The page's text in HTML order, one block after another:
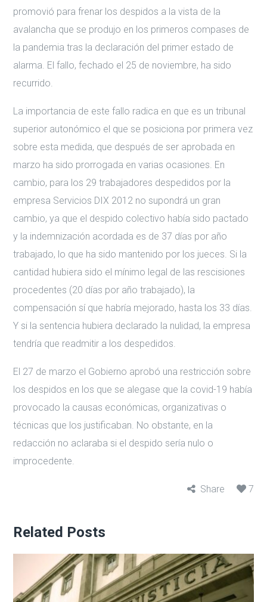
promovió para frenar los despidos a la vista de la
avalancha que se produjo en los primeros compases de
la pandemia tras la declaración del primer estado de
alarma. El fallo, fechado el 25 de noviembre, ha sido
recurrido.
La importancia de este fallo radica en que es un tribunal
superior autonómico el que se posiciona por primera vez
sobre esta medida, que después de ser aprobada en
marzo ha sido prorrogada en varias ocasiones. En
cambio, para los 29 trabajadores despedidos por la
empresa Servicios DIX 2012 no supondrá un gran
cambio, ya que el despido colectivo había sido pactado
y la indemnización acordada es de 37 días por año
trabajado, lo que ha sido mantenido por los jueces. Si la
cantidad hubiera sido el mínimo legal de las rescisiones
procedentes (20 días por año trabajado), la
compensación sí que habría mejorado, hasta los 33 días.
Y si la sentencia hubiera declarado la nulidad, la empresa
tendría que readmitir a los despedidos.
El 27 de marzo el Gobierno aprobó una restricción sobre
los despidos en los que se alegase que la covid-19 había
provocado la causas económicas, organizativas o
técnicas que los justificaban. No obstante, en la
redacción no aclaraba si el despido sería nulo o
improcedente.
Share 7
Related Posts